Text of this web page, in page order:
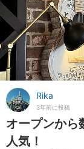
Rika
3年前に投稿
オープンから
人気！